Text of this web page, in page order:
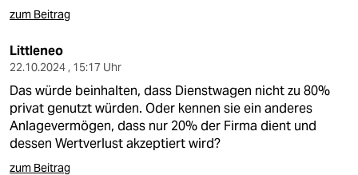
zum Beitrag
Littleneo
22.10.2024 , 15:17 Uhr
Das würde beinhalten, dass Dienstwagen nicht zu 80%
privat genutzt würden. Oder kennen sie ein anderes
Anlagevermögen, dass nur 20% der Firma dient und
dessen Wertverlust akzeptiert wird?
zum Beitrag